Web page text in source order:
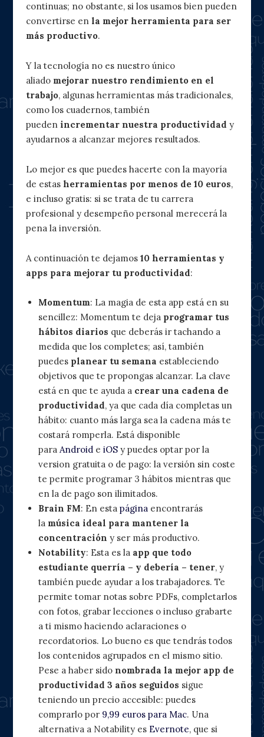
continuas; no obstante, si los usamos bien pueden
convertirse en la mejor herramienta para ser
más productivo.
Y la tecnología no es nuestro único
aliado mejorar nuestro rendimiento en el
trabajo, algunas herramientas más tradicionales,
como los cuadernos, también
pueden incrementar nuestra productividad y
ayudarnos a alcanzar mejores resultados.
Lo mejor es que puedes hacerte con la mayoría
de estas herramientas por menos de 10 euros,
e incluso gratis: si se trata de tu carrera
profesional y desempeño personal merecerá la
pena la inversión.
A continuación te dejamos 10 herramientas y
apps para mejorar tu productividad:
Momentum: La magia de esta app está en su
sencillez: Momentum te deja programar tus
hábitos diarios que deberás ir tachando a
medida que los completes; así, también
puedes planear tu semana estableciendo
objetivos que te propongas alcanzar. La clave
está en que te ayuda a crear una cadena de
productividad, ya que cada día completas un
hábito: cuanto más larga sea la cadena más te
costará romperla. Está disponible
para Android e iOS y puedes optar por la
version gratuita o de pago: la versión sin coste
te permite programar 3 hábitos mientras que
en la de pago son ilimitados.
Brain FM: En esta página encontrarás
la música ideal para mantener la
concentración y ser más productivo.
Notability: Esta es la app que todo
estudiante querría – y debería – tener, y
también puede ayudar a los trabajadores. Te
permite tomar notas sobre PDFs, completarlos
con fotos, grabar lecciones o incluso grabarte
a ti mismo haciendo aclaraciones o
recordatorios. Lo bueno es que tendrás todos
los contenidos agrupados en el mismo sitio.
Pese a haber sido nombrada la mejor app de
productividad 3 años seguidos sigue
teniendo un precio accesible: puedes
comprarlo por 9,99 euros para Mac. Una
alternativa a Notability es Evernote, que si